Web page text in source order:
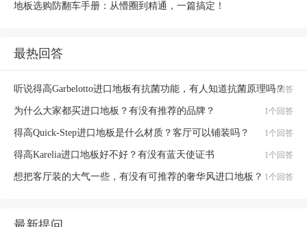
地板选购防翻车手册：从懵圈到精通，一篇搞定！
最热回答
听说得高Garbelotto进口地板有抗菌功能，有人知道抗菌原理吗？
1个回答
为什么大家都买进口地板？有没有推荐的品牌？ 1个回答
得高Quick-Step进口地板是什么材质？客厅可以铺装吗？ 1个回答
得高Karelia进口地板好不好？有没有蓝天使证书 1个回答
想把客厅装的大气一些，有没有可推荐的奢华风进口地板？ 1个回答